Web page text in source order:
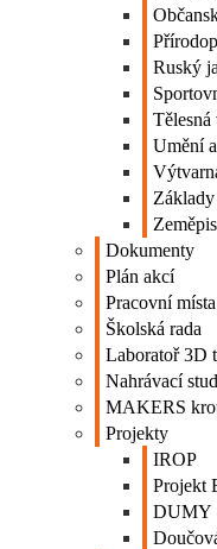
Ruský
Tělesná
Umění
Zeměpis
Dokumenty
Plán akcí
Pracovní místa
Školská rada
Laboratoř 3D
Nahrávací
MAKERS
Projekty
IROP
Projekt
DUMY